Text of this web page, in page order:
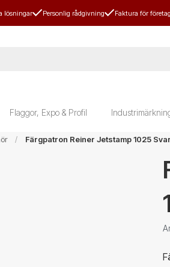
lösningar Personlig rådgivning Faktura för företag
Flaggor, Expo & Profil
Färgpatron Reiner Jetstamp 1025